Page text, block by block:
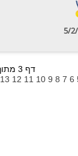
5/
דף 3 מתוך 65
6
7
8
9
10
11
12
13